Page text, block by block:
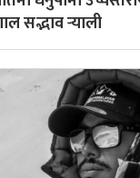
सद्भाव र्‍याली